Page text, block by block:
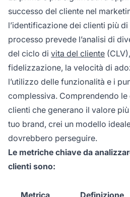
successo del cliente nel
l’identificazione dei clienti più
processo prevede l’analisi di
del ciclo di vita del cliente
fidelizzazione, la velocità di
l’utilizzo delle funzionalità e i
complessiva. Comprendendo
clienti che generano il valore
tuo brand, crei un modello
dovrebbero perseguire.
Le metriche chiave da
clienti sono:
Metrica Definizione